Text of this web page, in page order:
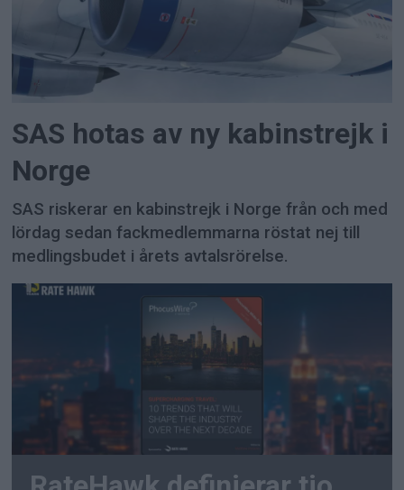
SAS hotas av ny kabinstrejk i
Norge
SAS riskerar en kabinstrejk i Norge från och med
lördag sedan fackmedlemmarna röstat nej till
medlingsbudet i årets avtalsrörelse.